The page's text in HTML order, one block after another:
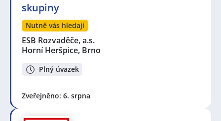
skupiny
Nutně vás hledají
ESB Rozvaděče, a.s.
Horní Heršpice, Brno
Plný úvazek
Zveřejněno: 6. srpna